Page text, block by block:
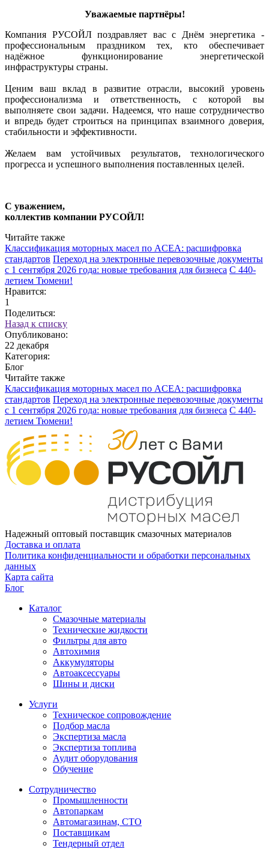
Уважаемые партнёры!
Компания РУСОЙЛ поздравляет вас с Днём энергетика -
профессиональным праздником тех, кто обеспечивает
надёжное функционирование энергетической
инфраструктуры страны.
Ценим ваш вклад в развитие отрасли, высокий уровень
профессионализма и ответственность, с которой вы
выполняете свои задачи. Надеемся, что наше сотрудничество
и впредь будет строиться на принципах взаимного доверия,
стабильности и эффективности.
Желаем вам устойчивых результатов, технологического
прогресса и успешного выполнения поставленных целей.
С уважением,
коллектив компании РУСОЙЛ!
Читайте также
Классификация моторных масел по ACEA: расшифровка
стандартов Переход на электронные перевозочные документы
с 1 сентября 2026 года: новые требования для бизнеса С 440-
летием Тюмени!
Нравится:
1
Поделиться:
Назад к списку
Опубликовано:
22 декабря
Категория:
Блог
Читайте также
Классификация моторных масел по ACEA: расшифровка
стандартов Переход на электронные перевозочные документы
с 1 сентября 2026 года: новые требования для бизнеса С 440-
летием Тюмени!
Надежный оптовый поставщик смазочных материалов
Доставка и оплата
Политика конфиденциальности и обработки персональных
данных
Карта сайта
Блог
Каталог
Смазочные материалы
Технические жидкости
Фильтры для авто
Автохимия
Аккумуляторы
Автоаксессуары
Шины и диски
Услуги
Техническое сопровождение
Подбор масла
Экспертиза масла
Экспертиза топлива
Аудит оборудования
Обучение
Сотрудничество
Промышленности
Автопаркам
Автомагазинам, СТО
Поставщикам
Тендерный отдел